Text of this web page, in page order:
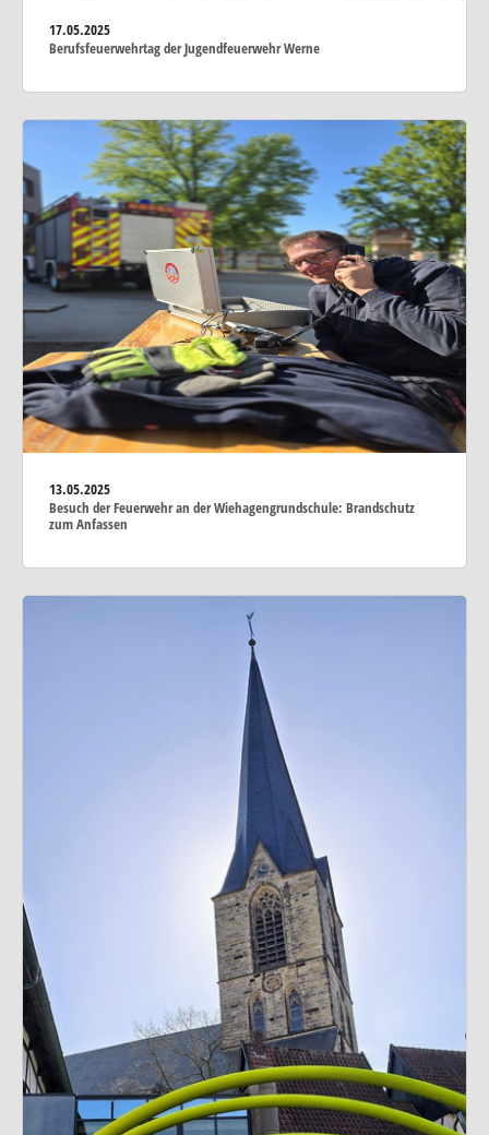
17.05.2025
Berufsfeuerwehrtag der Jugendfeuerwehr Werne
13.05.2025
Besuch der Feuerwehr an der Wiehagengrundschule: Brandschutz
zum Anfassen